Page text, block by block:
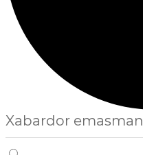
Xabardor emasman